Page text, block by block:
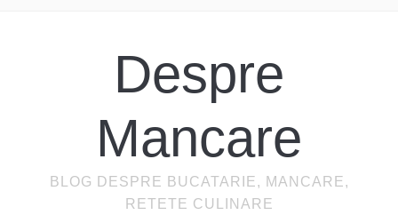
Despre
Mancare
BLOG DESPRE BUCATARIE, MANCARE,
RETETE CULINARE